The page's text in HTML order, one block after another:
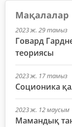
Мақалалар
2023 ж. 29 тамыз
Говард
теориясы
2023 ж. 17 тамыз
Соционика
2023 ж. 12 маусым
Мамандық